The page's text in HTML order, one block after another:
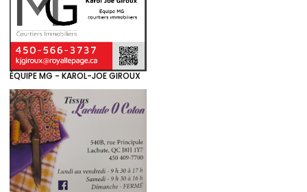
ÉQUIPE MG - KAROL-JOE GIROUX